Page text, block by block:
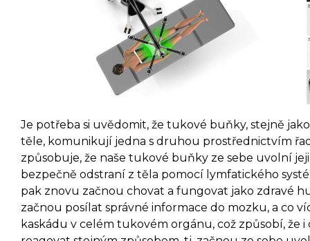
Je potřeba si uvědomit, že tukové buňky, stejně
těle, komunikují jedna s druhou prostřednictvím
způsobuje, že naše tukové buňky ze sebe uvolní
bezpečně odstraní z těla pomocí lymfatického
pak znovu začnou chovat a fungovat jako zdravé
začnou posílat správné informace do mozku, a co
kaskádu v celém tukovém orgánu, což způsobí, že